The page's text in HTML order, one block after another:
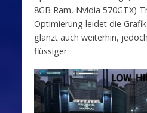
8GB Ram, Nvidia 570GTX)
Optimierung leidet die
glänzt auch weiterhin,
flüssiger.